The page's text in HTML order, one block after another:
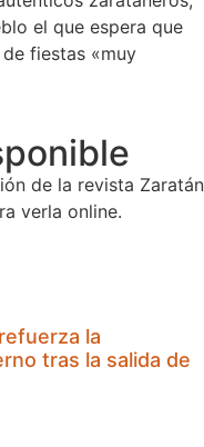
el que espera que
fiestas «muy
de la revista Zaratán
verla online.
la
tras la salida de